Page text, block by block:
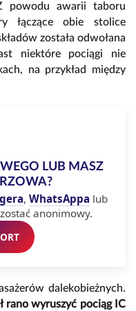
powodu awarii taboru
łączące obie stolice
została odwołana
niektóre pociągi nie
na przykład między
LUB MASZ
, WhatsAppa lub
anonimowy.
dalekobieżnych.
rano wyruszyć pociąg IC